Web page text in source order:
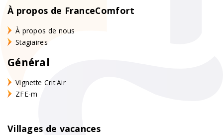
À propos de FranceComfort
À propos de nous
Stagiaires
Général
Vignette Crit'Air
ZFE-m
Villages de vacances